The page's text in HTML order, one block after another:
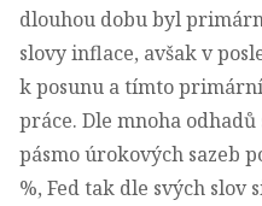
dlouhou dobu byl
slovy inflace, avšak v
k posunu a tímto
práce. Dle mnoha
pásmo úrokových sazeb
%, Fed tak dle svých